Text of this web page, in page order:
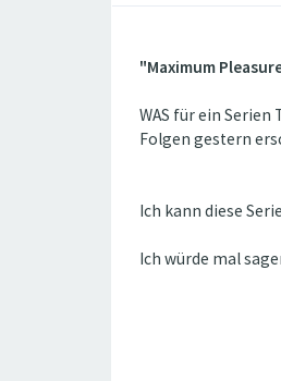
"Maximum
WAS für ein Serien
Folgen gestern
Ich kann diese
Ich würde mal